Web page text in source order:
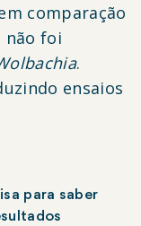
comparação
não foi
.
ensaios
para saber